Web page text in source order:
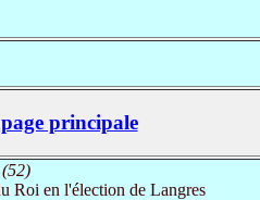
principale
Roi en l'élection de Langres